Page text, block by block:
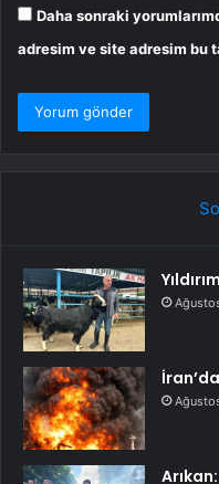
Daha sonraki
adresim ve site adresim bu